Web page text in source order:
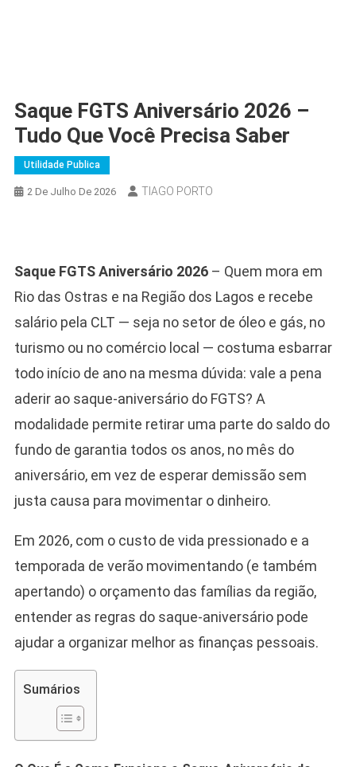
Saque FGTS Aniversário 2026 –
Tudo Que Você Precisa Saber
Utilidade Publica
2 De Julho De 2026 TIAGO PORTO
Saque FGTS Aniversário 2026– Quem mora em
Rio das Ostras e na Região dos Lagos e recebe
salário pela CLT — seja no setor de óleo e gás, no
turismo ou no comércio local — costuma esbarrar
todo início de ano na mesma dúvida: vale a pena
aderir ao saque-aniversário do FGTS? A
modalidade permite retirar uma parte do saldo do
fundo de garantia todos os anos, no mês do
aniversário, em vez de esperar demissão sem
justa causa para movimentar o dinheiro.
Em 2026, com o custo de vida pressionado e a
temporada de verão movimentando (e também
apertando) o orçamento das famílias da região,
entender as regras do saque-aniversário pode
ajudar a organizar melhor as finanças pessoais.
Sumários